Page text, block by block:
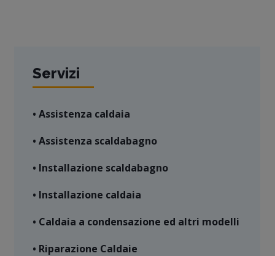
Servizi
• Assistenza caldaia
• Assistenza scaldabagno
• Installazione scaldabagno
• Installazione caldaia
• Caldaia a condensazione ed altri modelli
• Riparazione Caldaie